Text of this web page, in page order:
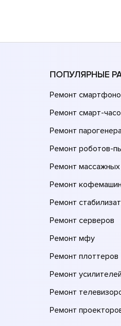
ПОПУЛЯРНЫЕ
Ремонт
Ремонт смарт-
Ремонт
Ремонт роботов-
Ремонт
Ремонт кофемашин
Ремонт
Ремонт серверов
Ремонт мфу
Ремонт плоттеров
Ремонт
Ремонт
Ремонт